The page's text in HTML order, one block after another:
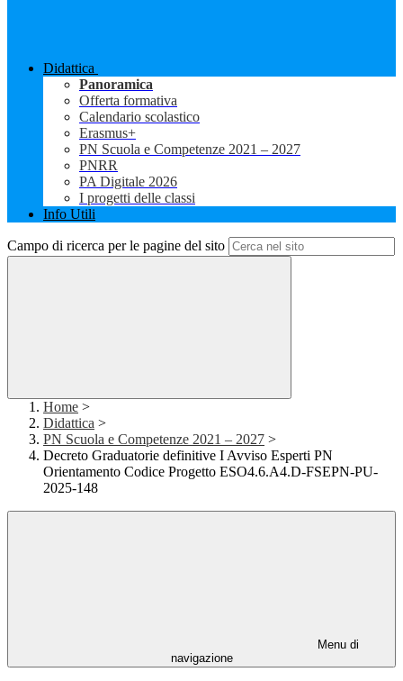
Didattica
Panoramica
Offerta formativa
Calendario scolastico
Erasmus+
PN Scuola e Competenze 2021 – 2027
PNRR
PA Digitale 2026
I progetti delle classi
Info Utili
Campo di ricerca per le pagine del sito
Home >
Didattica >
PN Scuola e Competenze 2021 – 2027 >
Decreto Graduatorie definitive I Avviso Esperti PN
Orientamento Codice Progetto ESO4.6.A4.D-FSEPN-PU-
2025-148
Menu di
navigazione